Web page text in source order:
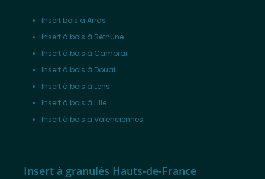
Insert bois à Arras
Insert à bois à Béthune
Insert à bois à Cambrai
Insert à bois à Douai
Insert à bois à Lens
Insert à bois à Lille
Insert à bois à Valenciennes
Insert à granulés Hauts-de-France